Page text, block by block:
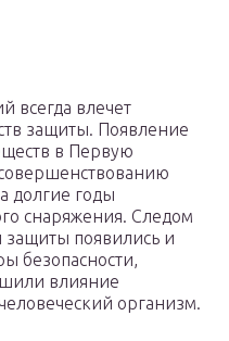
всегда влечет
защиты. Появление
в Первую
долгие годы
снаряжения. Следом
защиты появились и
безопасности,
влияние
организм.